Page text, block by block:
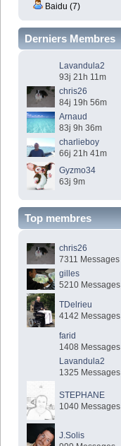
Baidu (7)
Derniers Membres
Lavandula2
93j 21h 11m
chris26
84j 19h 56m
Arnaud
83j 9h 36m
charlieboy
66j 21h 41m
Gyzmo34
63j 9m
Top membres
chris26
7311 Messages
gilles
5210 Messages
TDelrieu
4142 Messages
farid
1408 Messages
Lavandula2
1325 Messages
STEPHANE
1040 Messages
J.Solis